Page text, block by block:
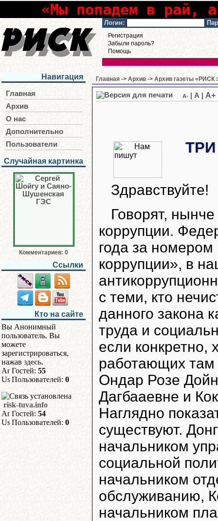
«Мы попадем в рай,
Логин:
Регистрация
Забыли пароль?
Помощь
Навигация
Главная
Архив
О нас
Дополнительно
Пользователи
Случайная картинка
Комментариев: 0
Ссылки
Кто на сайте
Вы Анонимный
пользователь. Вы
можете
зарегистрироваться,
нажав здесь.
Гостей: 55
Пользователей: 0
risk-tuva.info
Гостей: 54
Пользователей: 0
Главная -> Архив -> Архив газеты «РИСК
A- A A+
Здравствуйте!
Говорят,
коррупции.
года за
коррупции», в
с теми, кто
данного закона
труда и
если конкретно,
работающих там
Ондар Розе
Дагбааевне и
Наглядно
существуют.
начальником
социальной
начальником
обслуживанию,
начальником